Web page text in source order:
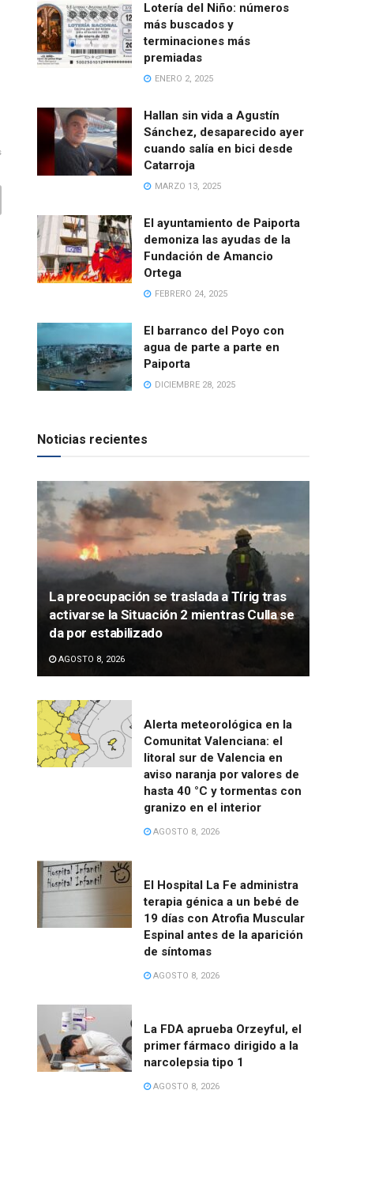
Lotería del Niño: números
más buscados y
terminaciones más
premiadas
ENERO 2, 2025
Hallan sin vida a Agustín
Sánchez, desaparecido ayer
cuando salía en bici desde
Catarroja
MARZO 13, 2025
El ayuntamiento de Paiporta
demoniza las ayudas de la
Fundación de Amancio
Ortega
FEBRERO 24, 2025
El barranco del Poyo con
agua de parte a parte en
Paiporta
DICIEMBRE 28, 2025
Noticias recientes
La preocupación se traslada a Tírig tras
activarse la Situación 2 mientras Culla se
da por estabilizado
AGOSTO 8, 2026
Alerta meteorológica en la
Comunitat Valenciana: el
litoral sur de Valencia en
aviso naranja por valores de
hasta 40 °C y tormentas con
granizo en el interior
AGOSTO 8, 2026
El Hospital La Fe administra
terapia génica a un bebé de
19 días con Atrofia Muscular
Espinal antes de la aparición
de síntomas
AGOSTO 8, 2026
La FDA aprueba Orzeyful, el
primer fármaco dirigido a la
narcolepsia tipo 1
AGOSTO 8, 2026